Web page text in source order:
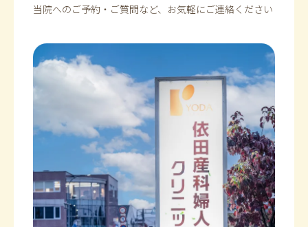
当院へのご予約・ご質問など、お気軽にご連絡ください